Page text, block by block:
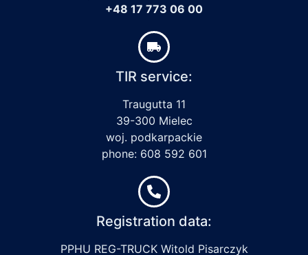
+48 17 773 06 00
TIR service:
Traugutta 11
39-300 Mielec
woj. podkarpackie
phone: 608 592 601
Registration data:
PPHU REG-TRUCK Witold Pisarczyk